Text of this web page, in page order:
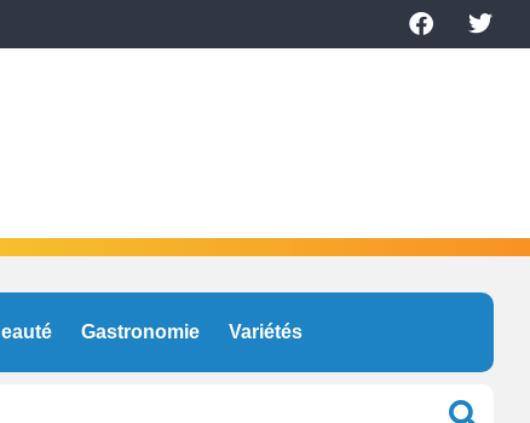
Gastronomie Variétés